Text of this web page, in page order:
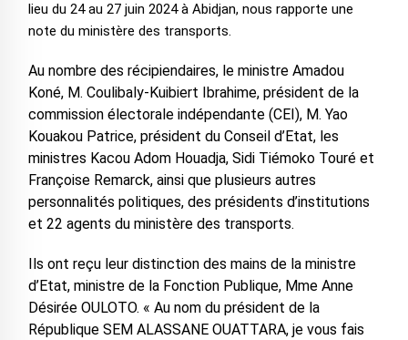
lieu du 24 au 27 juin 2024 à Abidjan, nous rapporte une
note du ministère des transports.
Au nombre des récipiendaires, le ministre Amadou
Koné, M. Coulibaly-Kuibiert Ibrahime, président de la
commission électorale indépendante (CEI), M. Yao
Kouakou Patrice, président du Conseil d’Etat, les
ministres Kacou Adom Houadja, Sidi Tiémoko Touré et
Françoise Remarck, ainsi que plusieurs autres
personnalités politiques, des présidents d’institutions
et 22 agents du ministère des transports.
Ils ont reçu leur distinction des mains de la ministre
d’Etat, ministre de la Fonction Publique, Mme Anne
Désirée OULOTO. « Au nom du président de la
République SEM ALASSANE OUATTARA, je vous fais